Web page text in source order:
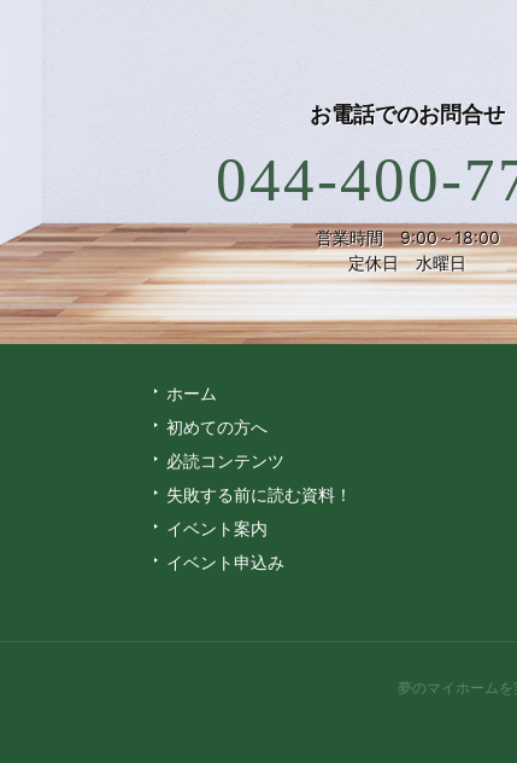
お電話でのお問合せ
044-400-
営業時間 9:00～18:00
定休日 水曜日
ホーム
初めての方へ
必読コンテンツ
失敗する前に読む資料！
イベント案内
イベント申込み
夢のマイホームを